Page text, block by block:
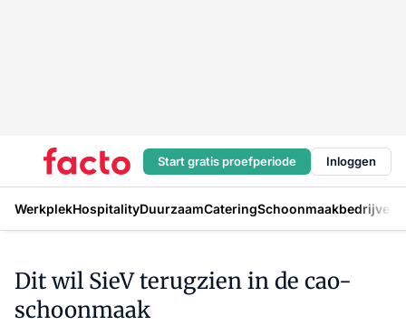
Start gratis proefperiode Inloggen
WerkplekHospitalityDuurzaamCateringSchoonmaakbedrijven
Dit wil SieV terugzien in de cao-
schoonmaak